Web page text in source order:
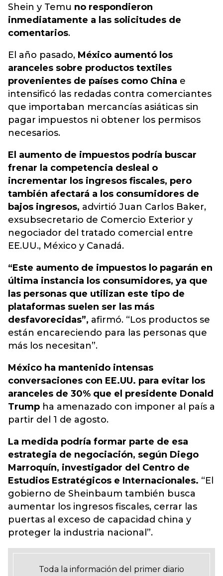
Shein y Temu no respondieron
inmediatamente a las solicitudes de
comentarios.
El año pasado, México aumentó los
aranceles sobre productos textiles
provenientes de países como China e
intensificó las redadas contra comerciantes
que importaban mercancías asiáticas sin
pagar impuestos ni obtener los permisos
necesarios.
El aumento de impuestos podría buscar
frenar la competencia desleal o
incrementar los ingresos fiscales, pero
también afectará a los consumidores de
bajos ingresos, advirtió Juan Carlos Baker,
exsubsecretario de Comercio Exterior y
negociador del tratado comercial entre
EE.UU., México y Canadá.
“Este aumento de impuestos lo pagarán en
última instancia los consumidores, ya que
las personas que utilizan este tipo de
plataformas suelen ser las más
desfavorecidas”, afirmó. “Los productos se
están encareciendo para las personas que
más los necesitan”.
México ha mantenido intensas
conversaciones con EE.UU. para evitar los
aranceles de 30% que el presidente Donald
Trump ha amenazado con imponer al país a
partir del 1 de agosto.
La medida podría formar parte de esa
estrategia de negociación, según Diego
Marroquín, investigador del Centro de
Estudios Estratégicos e Internacionales. “El
gobierno de Sheinbaum también busca
aumentar los ingresos fiscales, cerrar las
puertas al exceso de capacidad china y
proteger la industria nacional”.
Toda la información del primer diario